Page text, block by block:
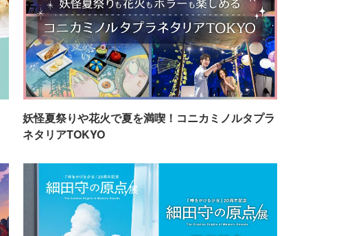
妖怪夏祭りや花火で夏を満喫！コニカミノルタプラ
ネタリアTOKYO